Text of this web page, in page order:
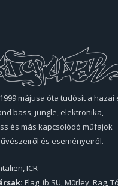
májusa óta tudósít a hazai
bass, jungle, elektronika,
és más kapcsolódó műfajok
és eseményeiről.
ICR
Flag, ib.SU, M0rley, Rag,